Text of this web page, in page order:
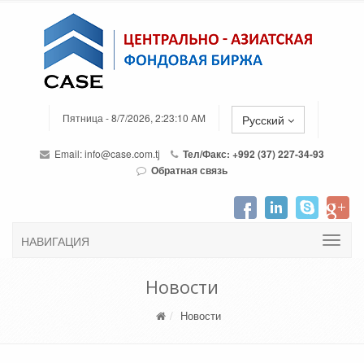
Пятница - 8/7/2026, 2:23:10 AM Русский
Email:info@case.com.tj
Тел/Факс: +992 (37) 227-34-93
Обратная связь
НАВИГАЦИЯ
Новости
Новости